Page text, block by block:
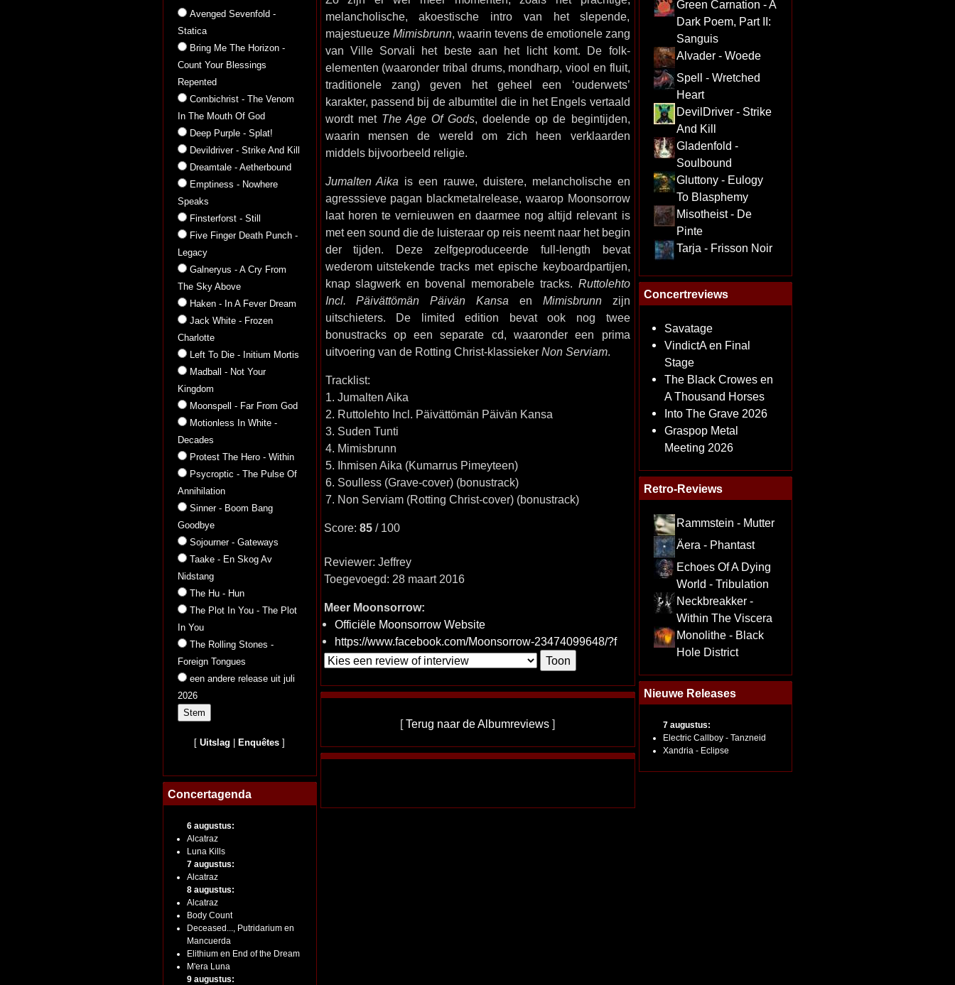
Avenged Sevenfold -
Statica
Bring Me The Horizon -
Count Your Blessings
Repented
Combichrist - The Venom
In The Mouth Of God
Deep Purple - Splat!
Devildriver - Strike And Kill
Dreamtale - Aetherbound
Emptiness - Nowhere
Speaks
Finsterforst - Still
Five Finger Death Punch -
Legacy
Galneryus - A Cry From
The Sky Above
Haken - In A Fever Dream
Jack White - Frozen
Charlotte
Left To Die - Initium Mortis
Madball - Not Your
Kingdom
Moonspell - Far From God
Motionless In White -
Decades
Protest The Hero - Within
Psycroptic - The Pulse Of
Annihilation
Sinner - Boom Bang
Goodbye
Sojourner - Gateways
Taake - En Skog Av
Nidstang
The Hu - Hun
The Plot In You - The Plot
In You
The Rolling Stones -
Foreign Tongues
een andere release uit juli
2026
[Uitslag Enquêtes ]
Concertagenda
6 augustus:
Alcatraz
Luna Kills
7 augustus:
Alcatraz
8 augustus:
Alcatraz
Body Count
Deceased..., Putridarium en
Mancuerda
Elithium en End of the Dream
M'era Luna
9 augustus:
melancholische, akoestische intro van het slepende,
majestueuze Mimisbrunn, waarin tevens de emotionele zang
van Ville Sorvali het beste aan het licht komt. De folk-
elementen (waaronder tribal drums, mondharp, viool en fluit,
traditionele zang) geven het geheel een ‘ouderwets’
karakter, passend bij de albumtitel die in het Engels vertaald
wordt met The Age Of Gods, doelende op de begintijden,
waarin mensen de wereld om zich heen verklaarden
middels bijvoorbeeld religie.
Jumalten Aika is een rauwe, duistere, melancholische en
agresssieve pagan blackmetalrelease, waarop Moonsorrow
laat horen te vernieuwen en daarmee nog altijd relevant is
met een sound die de luisteraar op reis neemt naar het begin
der tijden. Deze zelfgeproduceerde full-length bevat
wederom uitstekende tracks met epische keyboardpartijen,
knap slagwerk en bovenal memorabele tracks. Ruttolehto
Incl. Päivättömän Päivän Kansa en Mimisbrunnzijn
uitschieters. De limited edition bevat ook nog twee
bonustracks op een separate cd, waaronder een prima
uitvoering van de Rotting Christ-klassieker Non Serviam.
Tracklist:
1. Jumalten Aika
2. Ruttolehto Incl. Päivättömän Päivän Kansa
3. Suden Tunti
4. Mimisbrunn
5. Ihmisen Aika (Kumarrus Pimeyteen)
6. Soulless (Grave-cover) (bonustrack)
7. Non Serviam (Rotting Christ-cover) (bonustrack)
Score: 85/ 100
Reviewer: Jeffrey
Toegevoegd: 28 maart 2016
Meer Moonsorrow:
Officiële Moonsorrow Website
https://www.facebook.com/Moonsorrow-23474099648/?f
[Terug naar de Albumreviews ]
Green Carnation - A
Dark Poem, Part II:
Sanguis
Alvader - Woede
Spell - Wretched
Heart
DevilDriver - Strike
And Kill
Gladenfold -
Soulbound
Gluttony - Eulogy
To Blasphemy
Misotheist - De
Pinte
Tarja - Frisson Noir
Concertreviews
Savatage
VindictA en Final
Stage
The Black Crowes en
A Thousand Horses
Into The Grave 2026
Graspop Metal
Meeting 2026
Retro-Reviews
Rammstein - Mutter
Äera - Phantast
Echoes Of A Dying
World - Tribulation
Neckbreakker -
Within The Viscera
Monolithe - Black
Hole District
Nieuwe Releases
7 augustus:
Electric Callboy - Tanzneid
Xandria - Eclipse